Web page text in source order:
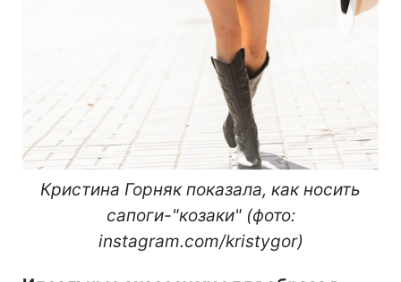
Кристина Горняк показала, как носить
сапоги-"козаки" (фото:
instagram.com/kristygor)